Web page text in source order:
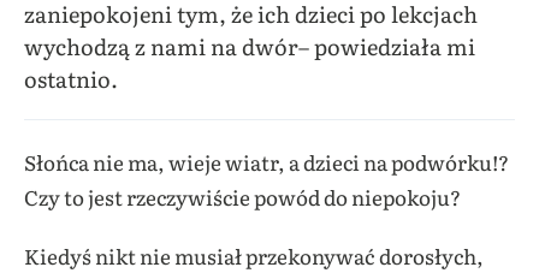
zaniepokojeni tym, że ich dzieci po lekcjach
wychodzą z nami na dwór– powiedziała mi
ostatnio.
Słońca nie ma, wieje wiatr, a dzieci na podwórku!?
Czy to jest rzeczywiście powód do niepokoju?
Kiedyś nikt nie musiał przekonywać dorosłych,